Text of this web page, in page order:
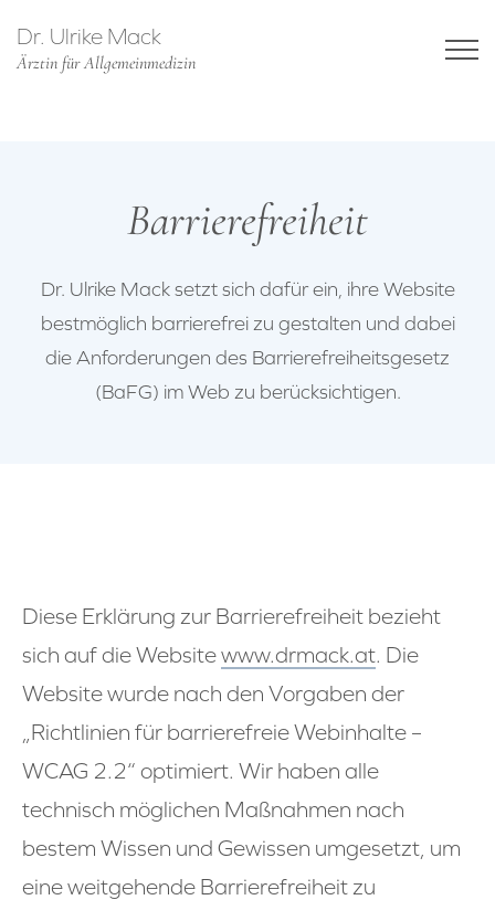
Dr. Ulrike Mack
Ärztin für Allgemeinmedizin
Barrierefreiheit
Dr. Ulrike Mack setzt sich dafür ein, ihre Website
bestmöglich barrierefrei zu gestalten und dabei
die Anforderungen des Barrierefreiheitsgesetz
(BaFG) im Web zu berücksichtigen.
Diese Erklärung zur Barrierefreiheit bezieht
sich auf die Websitewww.drmack.at. Die
Website wurde nach den Vorgaben der
„Richtlinien für barrierefreie Webinhalte –
WCAG 2.2“ optimiert. Wir haben alle
technisch möglichen Maßnahmen nach
bestem Wissen und Gewissen umgesetzt, um
eine weitgehende Barrierefreiheit zu